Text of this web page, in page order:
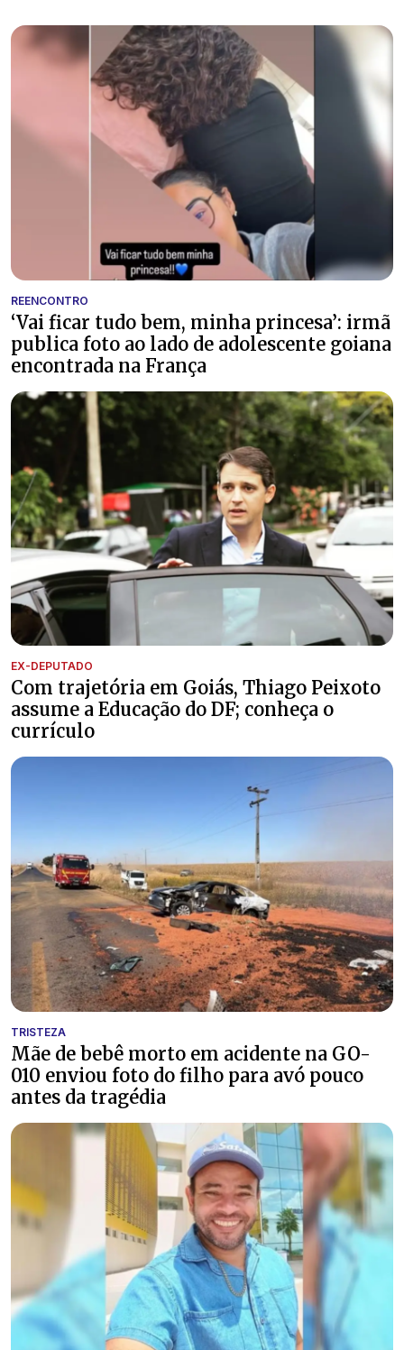
REENCONTRO
‘Vai ficar tudo bem, minha princesa’: irmã
publica foto ao lado de adolescente goiana
encontrada na França
EX-DEPUTADO
Com trajetória em Goiás, Thiago Peixoto
assume a Educação do DF; conheça o
currículo
TRISTEZA
Mãe de bebê morto em acidente na GO-
010 enviou foto do filho para avó pouco
antes da tragédia